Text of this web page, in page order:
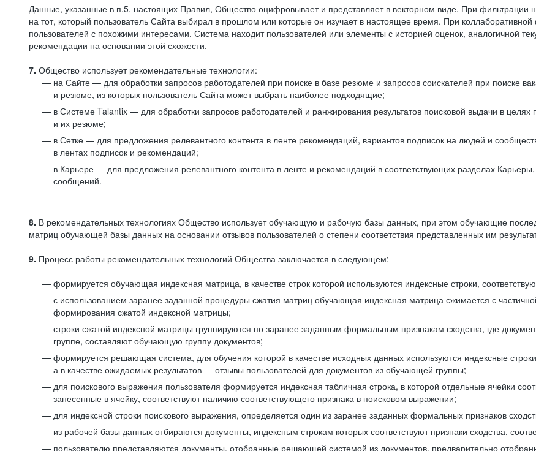
Данные, указанные в п.5. настоящих Правил, Общество оцифровывает и представляет в векторном виде. При фильтрации
на тот, который пользователь Сайта выбирал в прошлом или которые он изучает в настоящее время. При
пользователей с похожими интересами. Система находит пользователей или элементы с историей оценок, аналогичной
рекомендации на основании этой схожести.
7. Общество использует рекомендательные технологии:
на Сайте — для обработки запросов работодателей при поиске в базе резюме и запросов соискателей при поиске
и резюме, из которых пользователь Сайта может выбрать наиболее подходящие;
в Системе Talantix — для обработки запросов работодателей и ранжирования результатов поисковой выдачи в
и их резюме;
в Сетке — для предложения релевантного контента в ленте рекомендаций, вариантов подписок на людей и
в лентах подписок и рекомендаций;
в Карьере — для предложения релевантного контента в ленте и рекомендаций в соответствующих разделах
сообщений.
8. В рекомендательных технологиях Общество использует обучающую и рабочую базы данных, при этом обучающие
матриц обучающей базы данных на основании отзывов пользователей о степени соответствия представленных им
9. Процесс работы рекомендательных технологий Общества заключается в следующем:
формируется обучающая индексная матрица, в качестве строк которой используются индексные строки,
с использованием заранее заданной процедуры сжатия матриц обучающая индексная матрица сжимается с
формирования сжатой индексной матрицы;
строки сжатой индексной матрицы группируются по заранее заданным формальным признакам сходства, где
группе, составляют обучающую группу документов;
формируется решающая система, для обучения которой в качестве исходных данных используются индексные
а в качестве ожидаемых результатов — отзывы пользователей для документов из обучающей группы;
для поискового выражения пользователя формируется индексная табличная строка, в которой отдельные ячейки
занесенные в ячейку, соответствуют наличию соответствующего признака в поисковом выражении;
для индексной строки поискового выражения, определяется один из заранее заданных формальных признаков
из рабочей базы данных отбираются документы, индексным строкам которых соответствуют признаки сходства,
пользователю представляются документы, отобранные решающей системой из документов, предварительно